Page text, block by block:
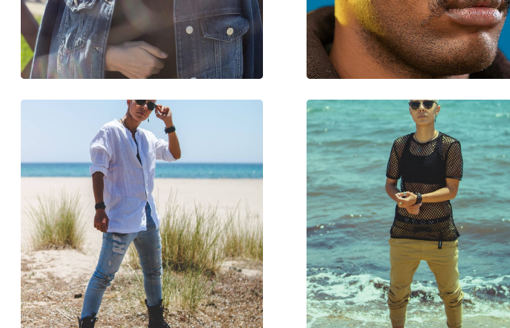
Тегло:
40 гр.
Регулируеми подложки за нос:
Да
Аксесоари
Кутия:
Да
Кърпичка за почистване:
Да
Категория:
Слънчеви очила
Марка:
Предназначение:
Мода
Код:
RB4292N 710/13 62
С възможност за диоптри:
Не